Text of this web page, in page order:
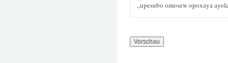
„upesubo omosew opoxaya